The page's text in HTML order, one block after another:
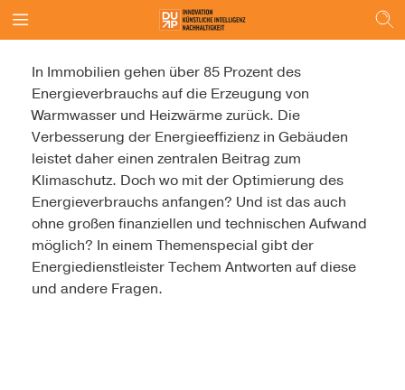
In Immobilien gehen über 85 Prozent des
Energieverbrauchs auf die Erzeugung von
Warmwasser und Heizwärme zurück. Die
Verbesserung der Energieeffizienz in Gebäuden
leistet daher einen zentralen Beitrag zum
Klimaschutz. Doch wo mit der Optimierung des
Energieverbrauchs anfangen? Und ist das auch
ohne großen finanziellen und technischen Aufwand
möglich? In einem Themenspecial gibt der
Energiedienstleister Techem Antworten auf diese
und andere Fragen.